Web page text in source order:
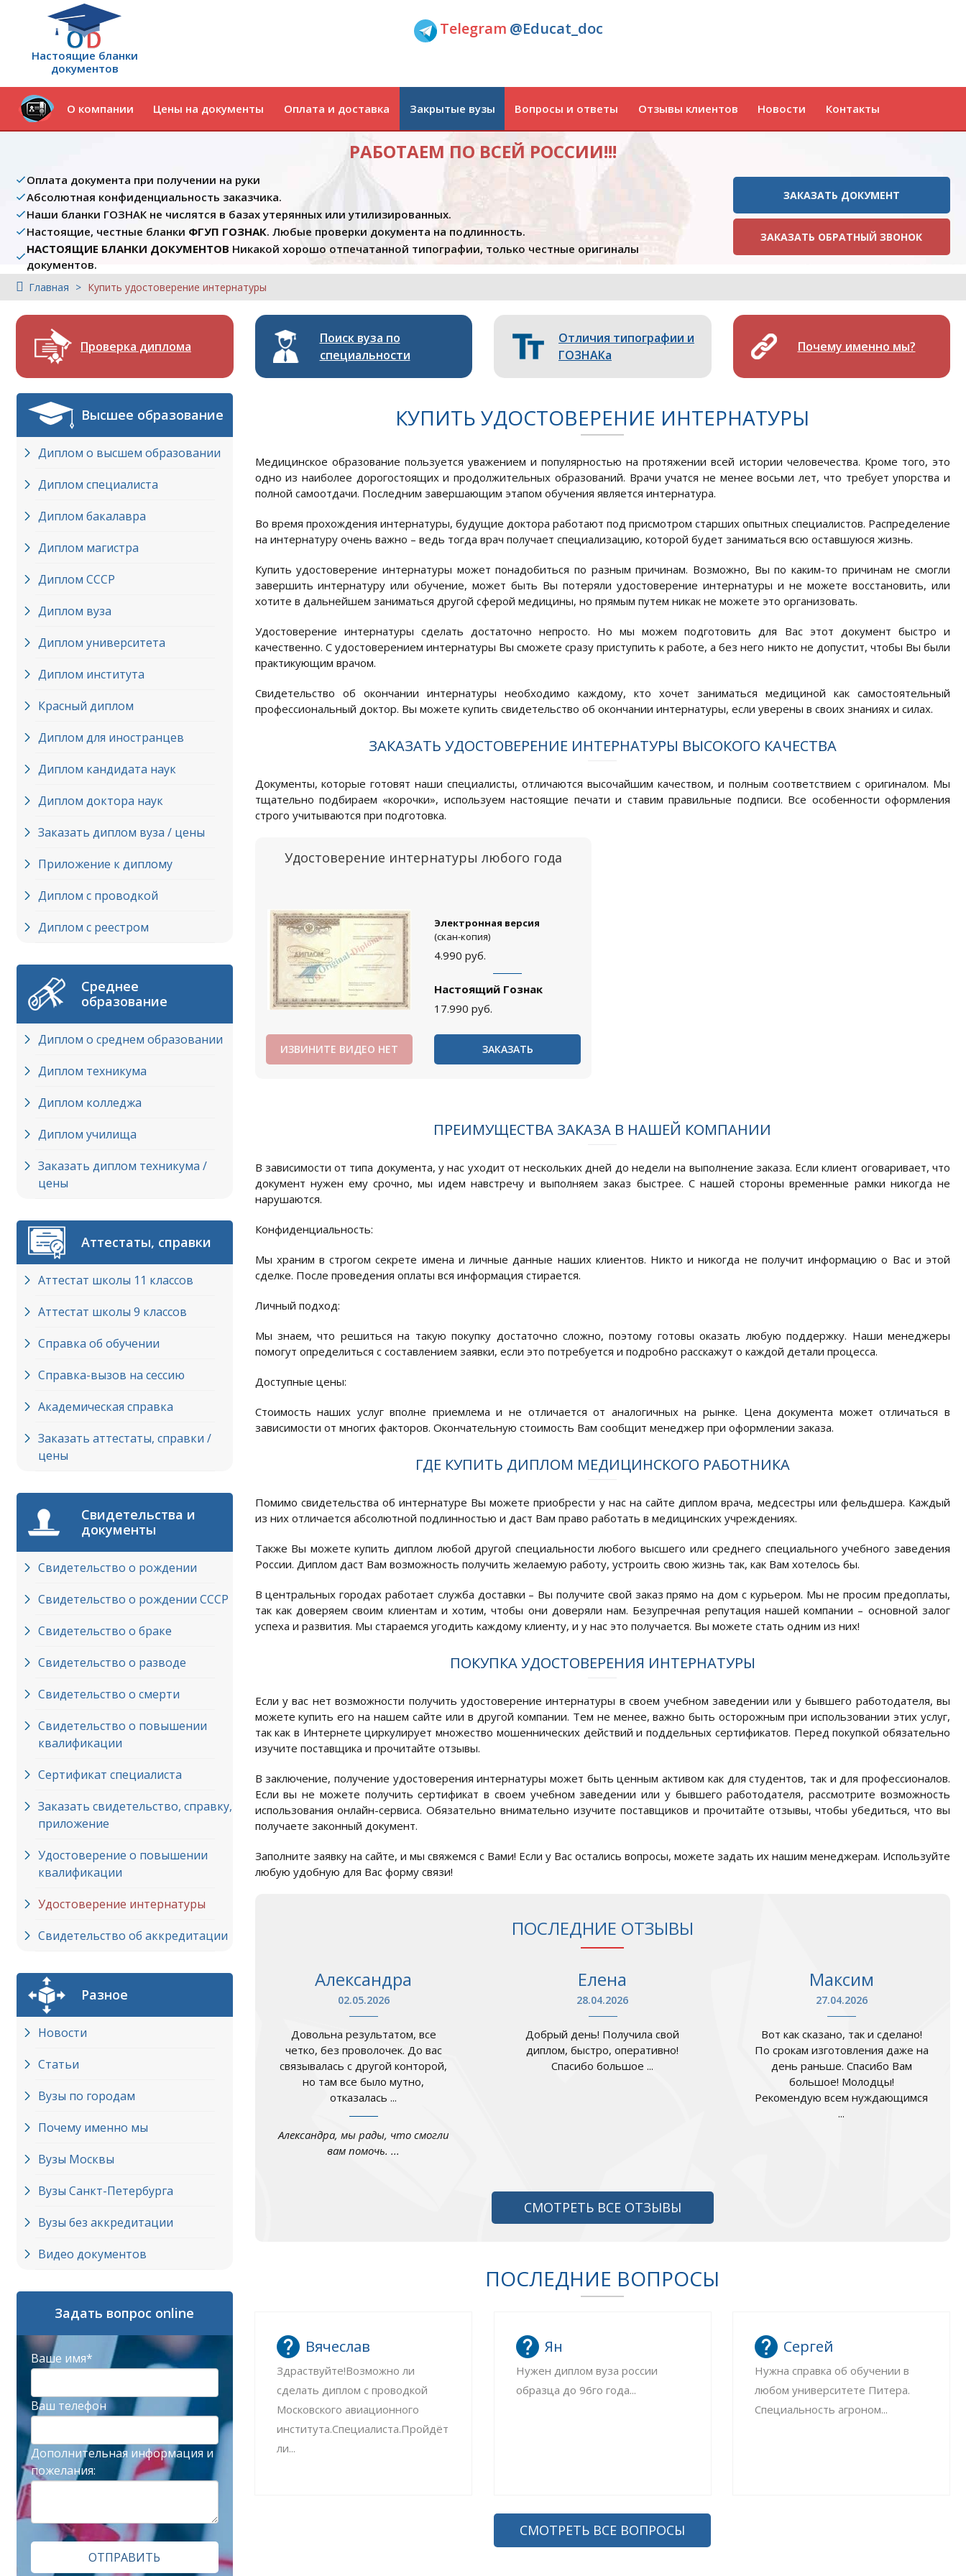
Настоящие бланки
документов
Telegram @Educat_doc
О компании Цены на документы Оплата и доставка Закрытые вузы Вопросы и ответы Отзывы клиентов Новости Контакты
РАБОТАЕМ ПО ВСЕЙ РОССИИ!!!
Оплата документа при получении на руки
Абсолютная конфиденциальность заказчика.
Наши бланки ГОЗНАК не числятся в базах утерянных или утилизированных.
Настоящие, честные бланки ФГУП ГОЗНАК. Любые проверки документа на подлинность.
НАСТОЯЩИЕ БЛАНКИ ДОКУМЕНТОВ Никакой хорошо отпечатанной типографии, только честные оригиналы
документов.
ЗАКАЗАТЬ ДОКУМЕНТ
ЗАКАЗАТЬ ОБРАТНЫЙ ЗВОНОК
Главная Купить удостоверение интернатуры
Проверка диплома
Поиск вуза по
специальности
Отличия типографии и
ГОЗНАКа
Почему именно мы?
Высшее образование
Диплом о высшем образовании
Диплом специалиста
Диплом бакалавра
Диплом магистра
Диплом СССР
Диплом вуза
Диплом университета
Диплом института
Красный диплом
Диплом для иностранцев
Диплом кандидата наук
Диплом доктора наук
Заказать диплом вуза / цены
Приложение к диплому
Диплом с проводкой
Диплом с реестром
Среднее
образование
Диплом о среднем образовании
Диплом техникума
Диплом колледжа
Диплом училища
Заказать диплом техникума /
цены
Аттестаты, справки
Аттестат школы 11 классов
Аттестат школы 9 классов
Справка об обучении
Справка-вызов на сессию
Академическая справка
Заказать аттестаты, справки /
цены
Свидетельства и
документы
Свидетельство о рождении
Свидетельство о рождении СССР
Свидетельство о браке
Свидетельство о разводе
Свидетельство о смерти
Свидетельство о повышении
квалификации
Сертификат специалиста
Заказать свидетельство, справку,
приложение
Удостоверение о повышении
квалификации
Удостоверение интернатуры
Свидетельство об аккредитации
Разное
Новости
Статьи
Вузы по городам
Почему именно мы
Вузы Москвы
Вузы Cанкт-Петербурга
Вузы без аккредитации
Видео документов
Задать вопрос online
Ваше имя*
Ваш телефон
Дополнительная информация и
пожелания:
ОТПРАВИТЬ
КУПИТЬ УДОСТОВЕРЕНИЕ ИНТЕРНАТУРЫ
Медицинское образование пользуется уважением и популярностью на протяжении всей истории человечества. Кроме того, это
одно из наиболее дорогостоящих и продолжительных образований. Врачи учатся не менее восьми лет, что требует упорства и
полной самоотдачи. Последним завершающим этапом обучения является интернатура.
Во время прохождения интернатуры, будущие доктора работают под присмотром старших опытных специалистов. Распределение
на интернатуру очень важно – ведь тогда врач получает специализацию, которой будет заниматься всю оставшуюся жизнь.
Купить удостоверение интернатуры может понадобиться по разным причинам. Возможно, Вы по каким-то причинам не смогли
завершить интернатуру или обучение, может быть Вы потеряли удостоверение интернатуры и не можете восстановить, или
хотите в дальнейшем заниматься другой сферой медицины, но прямым путем никак не можете это организовать.
Удостоверение интернатуры сделать достаточно непросто. Но мы можем подготовить для Вас этот документ быстро и
качественно. С удостоверением интернатуры Вы сможете сразу приступить к работе, а без него никто не допустит, чтобы Вы были
практикующим врачом.
Свидетельство об окончании интернатуры необходимо каждому, кто хочет заниматься медициной как самостоятельный
профессиональный доктор. Вы можете купить свидетельство об окончании интернатуры, если уверены в своих знаниях и силах.
ЗАКАЗАТЬ УДОСТОВЕРЕНИЕ ИНТЕРНАТУРЫ ВЫСОКОГО КАЧЕСТВА
Документы, которые готовят наши специалисты, отличаются высочайшим качеством, и полным соответствием с оригиналом. Мы
тщательно подбираем «корочки», используем настоящие печати и ставим правильные подписи. Все особенности оформления
строго учитываются при подготовка.
Удостоверение интернатуры любого года
Электронная версия
(скан-копия)
4.990 руб.
Настоящий Гознак
17.990 руб.
ИЗВИНИТЕ ВИДЕО НЕТ ЗАКАЗАТЬ
ПРЕИМУЩЕСТВА ЗАКАЗА В НАШЕЙ КОМПАНИИ
В зависимости от типа документа, у нас уходит от нескольких дней до недели на выполнение заказа. Если клиент оговаривает, что
документ нужен ему срочно, мы идем навстречу и выполняем заказ быстрее. С нашей стороны временные рамки никогда не
нарушаются.
Конфиденциальность:
Мы храним в строгом секрете имена и личные данные наших клиентов. Никто и никогда не получит информацию о Вас и этой
сделке. После проведения оплаты вся информация стирается.
Личный подход:
Мы знаем, что решиться на такую покупку достаточно сложно, поэтому готовы оказать любую поддержку. Наши менеджеры
помогут определиться с составлением заявки, если это потребуется и подробно расскажут о каждой детали процесса.
Доступные цены:
Стоимость наших услуг вполне приемлема и не отличается от аналогичных на рынке. Цена документа может отличаться в
зависимости от многих факторов. Окончательную стоимость Вам сообщит менеджер при оформлении заказа.
ГДЕ КУПИТЬ ДИПЛОМ МЕДИЦИНСКОГО РАБОТНИКА
Помимо свидетельства об интернатуре Вы можете приобрести у нас на сайте диплом врача, медсестры или фельдшера. Каждый
из них отличается абсолютной подлинностью и даст Вам право работать в медицинских учреждениях.
Также Вы можете купить диплом любой другой специальности любого высшего или среднего специального учебного заведения
России. Диплом даст Вам возможность получить желаемую работу, устроить свою жизнь так, как Вам хотелось бы.
В центральных городах работает служба доставки – Вы получите свой заказ прямо на дом с курьером. Мы не просим предоплаты,
так как доверяем своим клиентам и хотим, чтобы они доверяли нам. Безупречная репутация нашей компании – основной залог
успеха и развития. Мы стараемся угодить каждому клиенту, и у нас это получается. Вы можете стать одним из них!
ПОКУПКА УДОСТОВЕРЕНИЯ ИНТЕРНАТУРЫ
Если у вас нет возможности получить удостоверение интернатуры в своем учебном заведении или у бывшего работодателя, вы
можете купить его на нашем сайте или в другой компании. Тем не менее, важно быть осторожным при использовании этих услуг,
так как в Интернете циркулирует множество мошеннических действий и поддельных сертификатов. Перед покупкой обязательно
изучите поставщика и прочитайте отзывы.
В заключение, получение удостоверения интернатуры может быть ценным активом как для студентов, так и для профессионалов.
Если вы не можете получить сертификат в своем учебном заведении или у бывшего работодателя, рассмотрите возможность
использования онлайн-сервиса. Обязательно внимательно изучите поставщиков и прочитайте отзывы, чтобы убедиться, что вы
получаете законный документ.
Заполните заявку на сайте, и мы свяжемся с Вами! Если у Вас остались вопросы, можете задать их нашим менеджерам. Используйте
любую удобную для Вас форму связи!
ПОСЛЕДНИЕ ОТЗЫВЫ
Александра
02.05.2026
Довольна результатом, все
четко, без проволочек. До вас
связывалась с другой конторой,
но там все было мутно,
отказалась ...
Александра, мы рады, что смогли
вам помочь. ...
Елена
28.04.2026
Добрый день! Получила свой
диплом, быстро, оперативно!
Спасибо большое ...
Максим
27.04.2026
Вот как сказано, так и сделано!
По срокам изготовления даже на
день раньше. Спасибо Вам
большое! Молодцы!
Рекомендую всем нуждающимся
...
СМОТРЕТЬ ВСЕ ОТЗЫВЫ
ПОСЛЕДНИЕ ВОПРОСЫ
Вячеслав
Здраствуйте!Возможно ли
сделать диплом с проводкой
Московского авиационного
института.Специалиста.Пройдёт
ли...
Ян
Нужен диплом вуза россии
образца до 96го года...
Сергей
Нужна справка об обучении в
любом университете Питера.
Специальность агроном...
СМОТРЕТЬ ВСЕ ВОПРОСЫ